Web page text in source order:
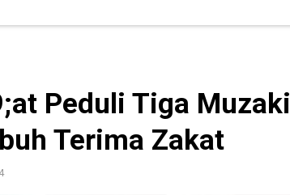
Peduli Tiga Muzaki
Terima Zakat